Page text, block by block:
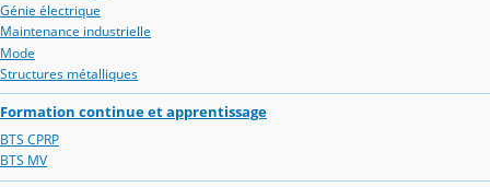
Génie électrique
Maintenance industrielle
Mode
Structures métalliques
Formation continue et apprentissage
BTS CPRP
BTS MV